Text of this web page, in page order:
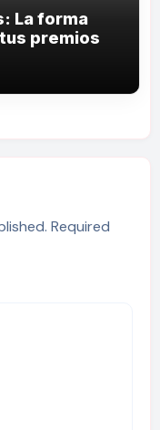
La forma
premios
Required